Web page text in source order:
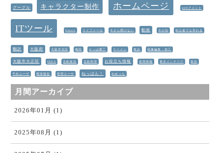
グーグル キャラクター制作 ホームページ webフォント
ITツール Email ライブメール 今さら聞けない 動画 今が旬 初心者でも作れる
翻訳 大阪府 大阪市北区 梅田 かっぱ横丁 ラーメン 散歩 画像編集・加工
大阪市大正区 IKEA 北欧家具 北欧料理 お役立ち情報 採用情報 東京インテリア 家具
予約ユーザ 開発報告 管理ユーザ ねっぱん！ めめっち
月間アーカイブ
2026年01月 (1)
2025年08月 (1)